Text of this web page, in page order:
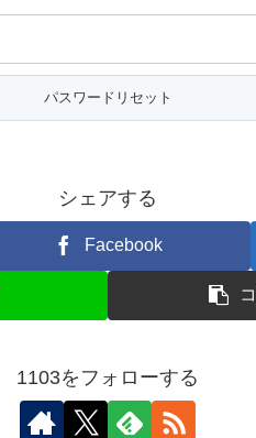
シェアする
Facebook
1103をフォローする